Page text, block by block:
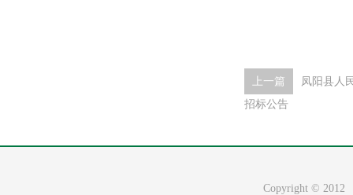
上一篇
凤阳县人
招标公告
Copyright ©